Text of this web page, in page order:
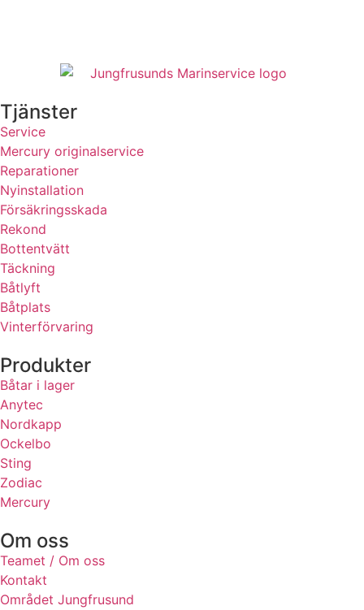
Tjänster
Service
Mercury originalservice
Reparationer
Nyinstallation
Försäkringsskada
Rekond
Bottentvätt
Täckning
Båtlyft
Båtplats
Vinterförvaring
Produkter
Båtar i lager
Anytec
Nordkapp
Ockelbo
Sting
Zodiac
Mercury
Om oss
Teamet / Om oss
Kontakt
Området Jungfrusund